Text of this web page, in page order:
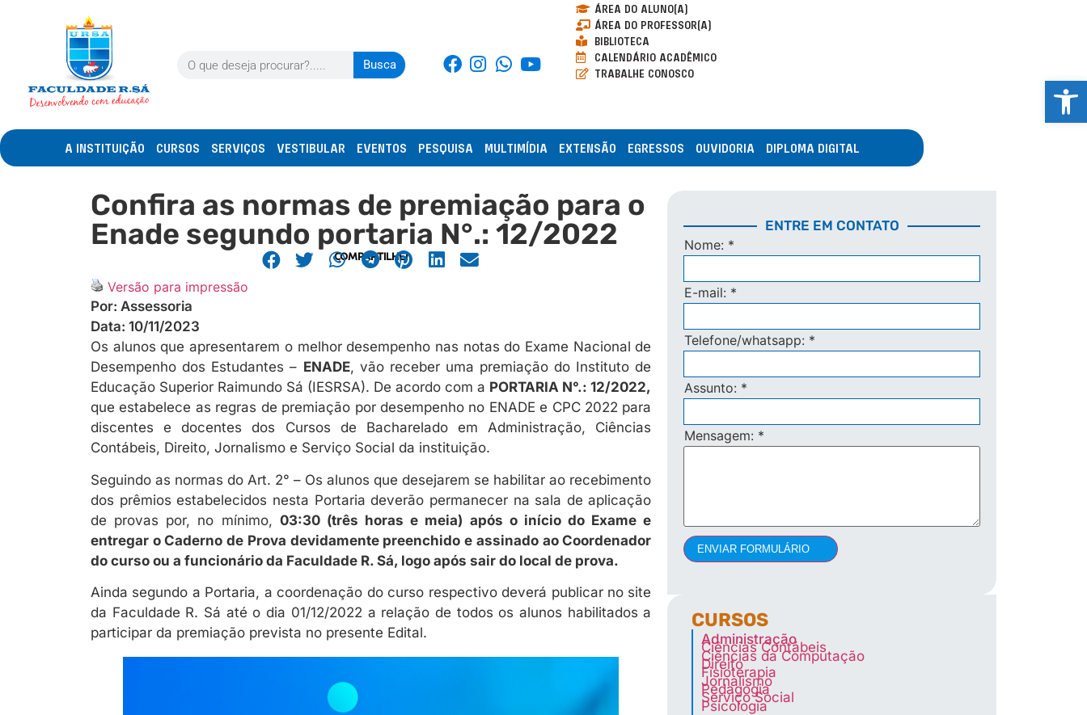
Busca
ÁREA DO ALUNO(A)
ÁREA DO PROFESSOR(A)
BIBLIOTECA
CALENDÁRIO ACADÊMICO
TRABALHE CONOSCO
A INSTITUIÇÃO CURSOS SERVIÇOS VESTIBULAR EVENTOS PESQUISA MULTIMÍDIA EXTENSÃO EGRESSOS OUVIDORIA DIPLOMA DIGITAL
Confira as normas de premiação para o
Enade segundo portaria N°.: 12/2022
COMPARTILHE!
Versão para impressão
Por: Assessoria
Data: 10/11/2023
Os alunos que apresentarem o melhor desempenho nas notas do Exame Nacional de
Desempenho dos Estudantes – ENADE, vão receber uma premiação do Instituto de
Educação Superior Raimundo Sá (IESRSA). De acordo com a PORTARIA N°.: 12/2022,
que estabelece as regras de premiação por desempenho no ENADE e CPC 2022 para
discentes e docentes dos Cursos de Bacharelado em Administração, Ciências
Contábeis, Direito, Jornalismo e Serviço Social da instituição.
Seguindo as normas do Art. 2° – Os alunos que desejarem se habilitar ao recebimento
dos prêmios estabelecidos nesta Portaria deverão permanecer na sala de aplicação
de provas por, no mínimo, 03:30 (três horas e meia) após o início do Exame e
entregar o Caderno de Prova devidamente preenchido e assinado ao Coordenador
do curso ou a funcionário da Faculdade R. Sá, logo após sair do local de prova.
Ainda segundo a Portaria, a coordenação do curso respectivo deverá publicar no site
da Faculdade R. Sá até o dia 01/12/2022 a relação de todos os alunos habilitados a
participar da premiação prevista no presente Edital.
ENTRE EM CONTATO
Nome: *
E-mail: *
Telefone/whatsapp: *
Assunto: *
Mensagem: *
ENVIAR FORMULÁRIO
CURSOS
Administração
Ciências Contábeis
Ciências da Computação
Direito
Fisioterapia
Jornalismo
Pedagogia
Serviço Social
Psicologia
Abrir